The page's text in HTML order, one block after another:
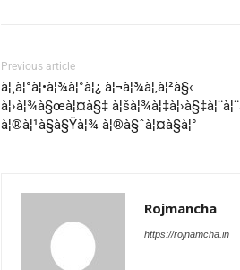
Previous article
à¦¸à¦°à¦•à¦¾à¦°à¦¿ à¦¬à¦¾à¦‚à¦²à§‹
à¦›à¦¾à§œà¦¤à§‡
à¦®à¦¹à§à§Ÿà¦¾ à¦®à§ˆà¦¤à§à¦°
Rojmancha
https://rojnamcha.in